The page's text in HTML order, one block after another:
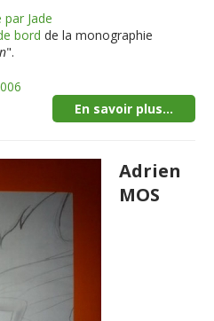
Jade
bord de la monographie
".
En savoir plus...
Adrien
MOS